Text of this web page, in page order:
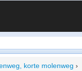
korte molenweg ›